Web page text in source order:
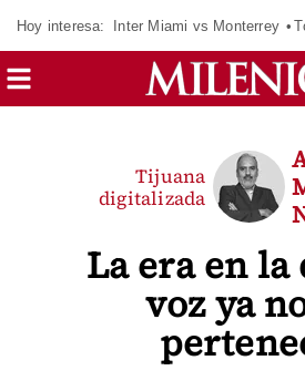
Hoy interesa: Inter Miami vs Monterrey
La era en la
voz ya
Tijuana
digitalizada